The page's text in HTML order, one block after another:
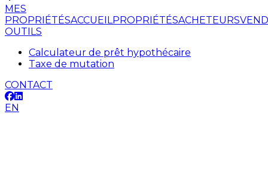
MES
PROPRIÉTÉSACCUEILPROPRIÉTÉSACHETEURS
OUTILS
Calculateur de prêt hypothécaire
Taxe de mutation
CONTACT
EN